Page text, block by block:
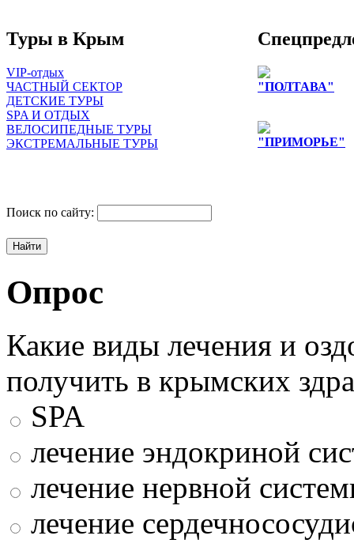
Туры в Крым
VIP-отдых
ЧАСТНЫЙ СЕКТОР
ДЕТСКИЕ ТУРЫ
SPA И ОТДЫХ
ВЕЛОСИПЕДНЫЕ ТУРЫ
ЭКСТРЕМАЛЬНЫЕ ТУРЫ
"ПОЛТАВА"
"ПРИМОРЬЕ"
Поиск по сайту:
Опрос
Какие виды лечения и
получить в крымских
SPA
лечение эндокриной
лечение нервной
лечение